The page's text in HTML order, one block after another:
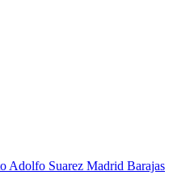
Adolfo Suarez Madrid Barajas